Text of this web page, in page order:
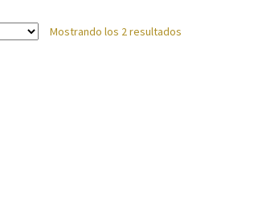
Mostrando los 2 resultados